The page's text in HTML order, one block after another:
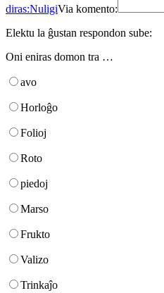
diras:NuligiVia komento:
Elektu la ĝustan respondon sube:
Oni eniras domon tra …
avo
Horloĝo
Folioj
Roto
piedoj
Marso
Frukto
Valizo
Trinkaĵo